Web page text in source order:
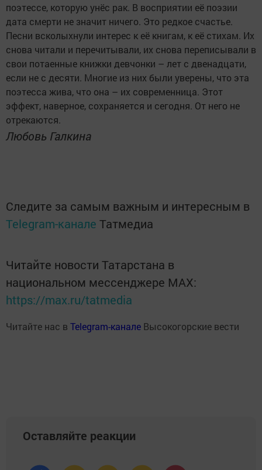
поэтессе, которую унёс рак. В восприятии её поэзии
дата смерти не значит ничего. Это редкое счастье.
Песни всколыхнули интерес к её книгам, к её стихам. Их
снова читали и перечитывали, их снова переписывали в
свои потаенные книжки девчонки – лет с двенадцати,
если не с десяти. Многие из них были уверены, что эта
поэтесса жива, что она – их современница. Этот
эффект, наверное, сохраняется и сегодня. От него не
отрекаются.
Любовь Галкина
Следите за самым важным и интересным в
Telegram-канале Татмедиа
Читайте новости Татарстана в
национальном мессенджере MАХ:
https://max.ru/tatmedia
Читайте нас в Telegram-канале Высокогорские вести
Оставляйте реакции